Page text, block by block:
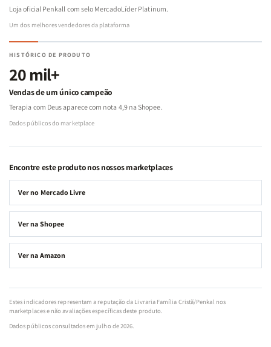
Loja oficial Penkall com selo MercadoLíder Platinum.
Um dos melhores vendedores da plataforma
HISTÓRICO DE PRODUTO
20 mil+
Vendas de um único campeão
Terapia com Deus aparece com nota 4,9 na Shopee.
Dados públicos do marketplace
Encontre este produto nos nossos marketplaces
Ver no Mercado Livre
Ver na Shopee
Ver na Amazon
Estes indicadores representam a reputação da Livraria Família Cristã/Penkal nos
marketplaces e não avaliações específicas deste produto.
Dados públicos consultados em julho de 2026.